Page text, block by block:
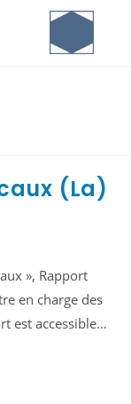
(La)
», Rapport
en charge des
est accessible…